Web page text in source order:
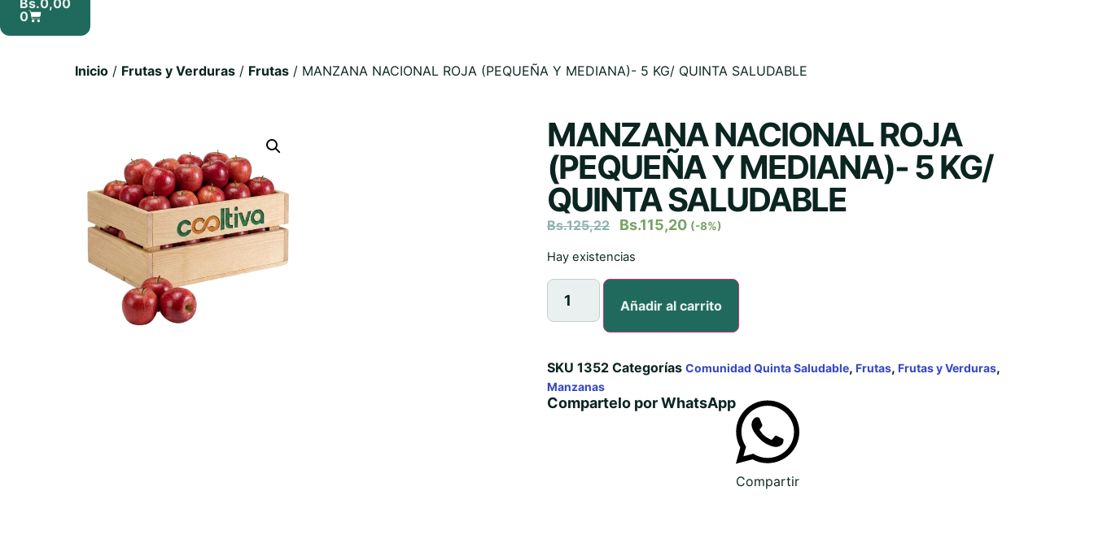
Bs.0,00
0
Inicio / Frutas y Verduras / Frutas / MANZANA NACIONAL ROJA (PEQUEÑA Y MEDIANA)- 5 KG/ QUINTA SALUDABLE
MANZANA NACIONAL ROJA
(PEQUEÑA Y MEDIANA)- 5 KG/
QUINTA SALUDABLE
Bs.125,22 Bs.115,20 (-8%)
Hay existencias
Añadir al carrito
SKU 1352 Categorías Comunidad Quinta Saludable, Frutas, Frutas y Verduras,
Manzanas
Compartelo por WhatsApp
Compartir